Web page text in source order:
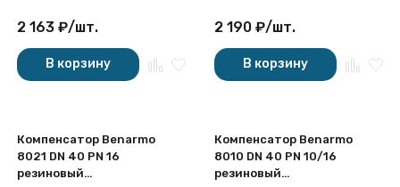
2 163 ₽/шт.
В корзину
2 190 ₽/шт.
В корзину
Компенсатор Benarmo
8021 DN 40 PN 16
резиновый
Компенсатор Benarmo
8010 DN 40 PN 10/16
резиновый